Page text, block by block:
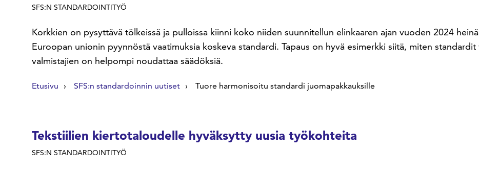
SFS:N STANDARDOINTITYÖ
Korkkien on pysyttävä tölkeissä ja pulloissa kiinni koko niiden suunnitellun elinkaaren ajan vuoden 2024
Euroopan unionin pyynnöstä vaatimuksia koskeva standardi. Tapaus on hyvä esimerkki siitä, miten
valmistajien on helpompi noudattaa säädöksiä.
Etusivu SFS:n standardoinnin uutiset Tuore harmonisoitu standardi juomapakkauksille
Tekstiilien kiertotaloudelle hyväksytty uusia työkohteita
SFS:N STANDARDOINTITYÖ